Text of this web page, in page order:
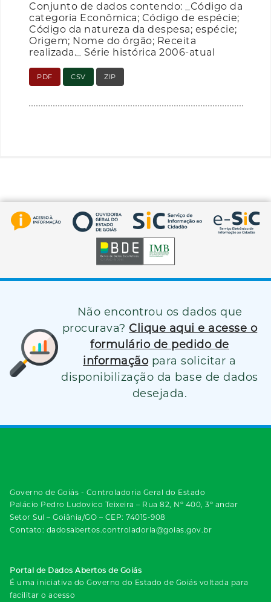
Conjunto de dados contendo: _Código da
categoria Econômica; Código de espécie;
Código da natureza da despesa; espécie;
Origem; Nome do órgão; Receita
realizada._ Série histórica 2006-atual
PDF CSV ZIP
Não encontrou os dados que
procurava? Clique aqui e acesse o
formulário de pedido de
informação para solicitar a
disponibilização da base de dados
desejada.
Governo de Goiás - Controladoria Geral do Estado
Palácio Pedro Ludovico Teixeira – Rua 82, Nº 400, 3º andar
Setor Sul – Goiânia/GO – CEP: 74015-908
Contato: dadosabertos.controladoria@goias.gov.br
Portal de Dados Abertos de Goiás
É uma iniciativa do Governo do Estado de Goiás voltada para
facilitar o acesso